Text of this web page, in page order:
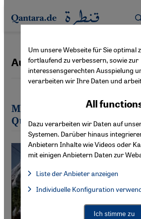
Direkt zum Inhalt springen
Aurangzeb Qureshi
Most recent articles by
Qureshi
Um unsere Webseite für Sie optimal
fortlaufend zu verbessern, sowie zur
interessensgerechten Ausspielung
verarbeiten wir Ihre Daten und
All
Dazu verarbeiten wir Daten auf
Systemen. Darüber hinaus
Anbietern Inhalte wie Videos oder
mit einigen Anbietern Daten zur
Liste der Anbieter anzeigen
Facebook Embed / Facebook
Facebook Embed / Facebook
Individuelle Konfiguration
Ich stimme zu